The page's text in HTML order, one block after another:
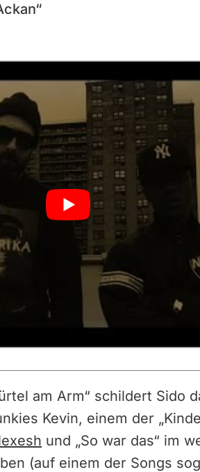
am Arm“ schildert Sido
Kevin, einem der
und „So war das“ im
(auf einem der Songs